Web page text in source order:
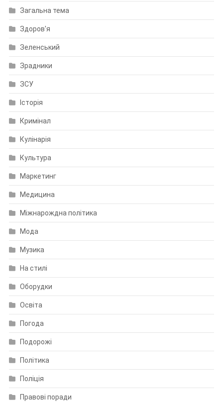
Загальна тема
Здоров'я
Зеленський
Зрадники
ЗСУ
Історія
Кримінал
Кулінарія
Культура
Маркетинг
Медицина
Міжнарождна політика
Мода
Музика
На стилі
Оборудки
Освіта
Погода
Подорожі
Політика
Поліція
Правові поради